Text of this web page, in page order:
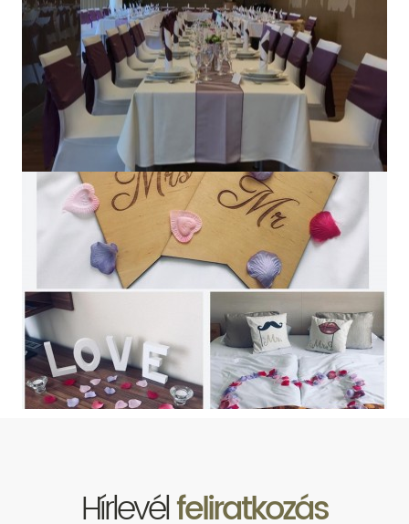
Hírlevélfeliratkozás